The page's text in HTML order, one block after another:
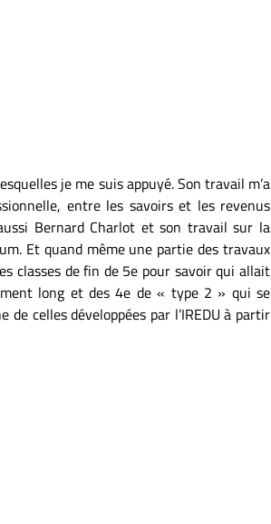
je me suis appuyé. Son travail m’a
entre les savoirs et les revenus
Bernard Charlot et son travail sur la
Et quand même une partie des travaux
classes de fin de 5e pour savoir qui allait
long et des 4e de « type 2 » qui se
celles développées par l’IREDU à partir